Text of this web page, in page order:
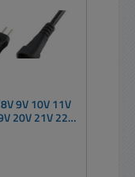
9V 10V 11V
20V 21V 22V